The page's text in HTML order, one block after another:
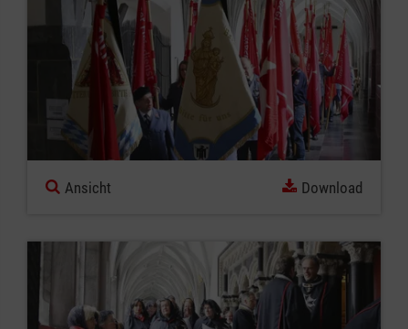
Ansicht Download